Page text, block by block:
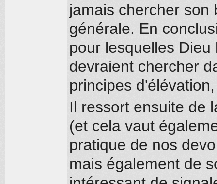
jamais chercher son
générale. En
pour lesquelles
devraient chercher
principes
Il ressort ensuite de
(et cela vaut
pratique de nos
mais également de